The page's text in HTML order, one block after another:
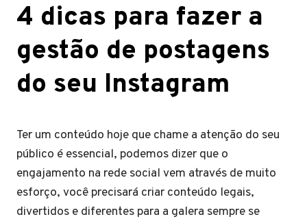
4 dicas para fazer a
gestão de postagens
do seu Instagram
Ter um conteúdo hoje que chame a atenção do seu
público é essencial, podemos dizer que o
engajamento na rede social vem através de muito
esforço, você precisará criar conteúdo legais,
divertidos e diferentes para a galera sempre se